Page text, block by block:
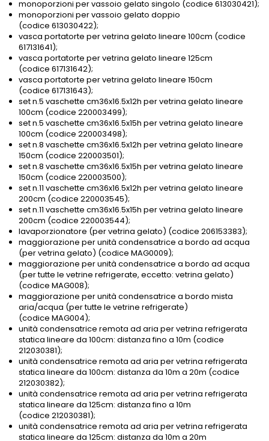
monoporzioni per vassoio gelato singolo (codice 613030421);
monoporzioni per vassoio gelato doppio
(codice 613030422);
vasca portatorte per vetrina gelato lineare 100cm (codice
617131641);
vasca portatorte per vetrina gelato lineare 125cm
(codice 617131642);
vasca portatorte per vetrina gelato lineare 150cm
(codice 617131643);
set n.5 vaschette cm36x16.5x12h per vetrina gelato lineare
100cm (codice 220003499);
set n.5 vaschette cm36x16.5x15h per vetrina gelato lineare
100cm (codice 220003498);
set n.8 vaschette cm36x16.5x12h per vetrina gelato lineare
150cm (codice 220003501);
set n.8 vaschette cm36x16.5x15h per vetrina gelato lineare
150cm (codice 220003500);
set n.11 vaschette cm36x16.5x12h per vetrina gelato lineare
200cm (codice 220003545);
set n.11 vaschette cm36x16.5x15h per vetrina gelato lineare
200cm (codice 220003544);
lavaporzionatore (per vetrina gelato) (codice 206153383);
maggiorazione per unità condensatrice a bordo ad acqua
(per vetrina gelato) (codice MAG0009);
maggiorazione per unità condensatrice a bordo ad acqua
(per tutte le vetrine refrigerate, eccetto: vetrina gelato)
(codice MAG008);
maggiorazione per unità condensatrice a bordo mista
aria/acqua (per tutte le vetrine refrigerate)
(codice MAG004);
unità condensatrice remota ad aria per vetrina refrigerata
statica lineare da 100cm: distanza fino a 10m (codice
212030381);
unità condensatrice remota ad aria per vetrina refrigerata
statica lineare da 100cm: distanza da 10m a 20m (codice
212030382);
unità condensatrice remota ad aria per vetrina refrigerata
statica lineare da 125cm: distanza fino a 10m
(codice 212030381);
unità condensatrice remota ad aria per vetrina refrigerata
statica lineare da 125cm: distanza da 10m a 20m